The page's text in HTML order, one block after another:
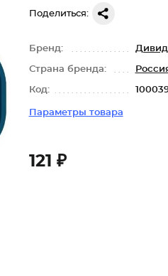
Поделиться:
Бренд:
Страна бренда:
Код:
Параметры товара
121 ₽